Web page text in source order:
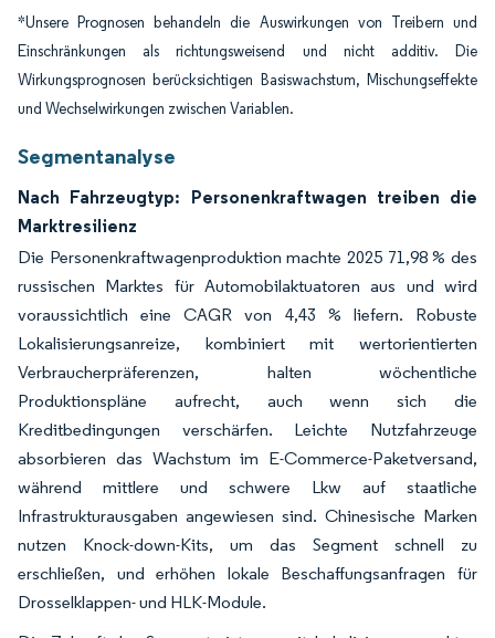
*Unsere Prognosen behandeln die Auswirkungen von Treibern und
Einschränkungen als richtungsweisend und nicht additiv. Die
Wirkungsprognosen berücksichtigen Basiswachstum, Mischungseffekte
und Wechselwirkungen zwischen Variablen.
Segmentanalyse
Nach Fahrzeugtyp: Personenkraftwagen treiben die
Marktresilienz
Die Personenkraftwagenproduktion machte 2025 71,98 % des
russischen Marktes für Automobilaktuatoren aus und wird
voraussichtlich eine CAGR von 4,43 % liefern. Robuste
Lokalisierungsanreize, kombiniert mit wertorientierten
Verbraucherpräferenzen, halten wöchentliche
Produktionspläne aufrecht, auch wenn sich die
Kreditbedingungen verschärfen. Leichte Nutzfahrzeuge
absorbieren das Wachstum im E-Commerce-Paketversand,
während mittlere und schwere Lkw auf staatliche
Infrastrukturausgaben angewiesen sind. Chinesische Marken
nutzen Knock-down-Kits, um das Segment schnell zu
erschließen, und erhöhen lokale Beschaffungsanfragen für
Drosselklappen- und HLK-Module.